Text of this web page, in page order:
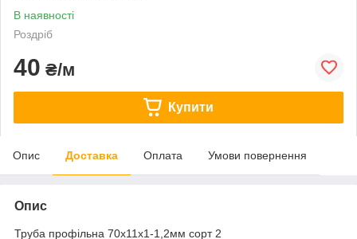
В наявності
Роздріб
40 ₴/м
Купити
Опис Доставка Оплата Умови повернення
Опис
Труба профільна 70x11x1-1,2мм сорт 2